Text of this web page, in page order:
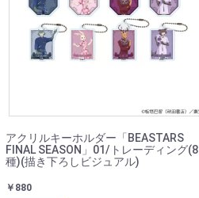
アクリルキーホルダー「BEASTARS
FINAL SEASON」01/トレーディング(8
種)(描き下ろしビジュアル)
￥880